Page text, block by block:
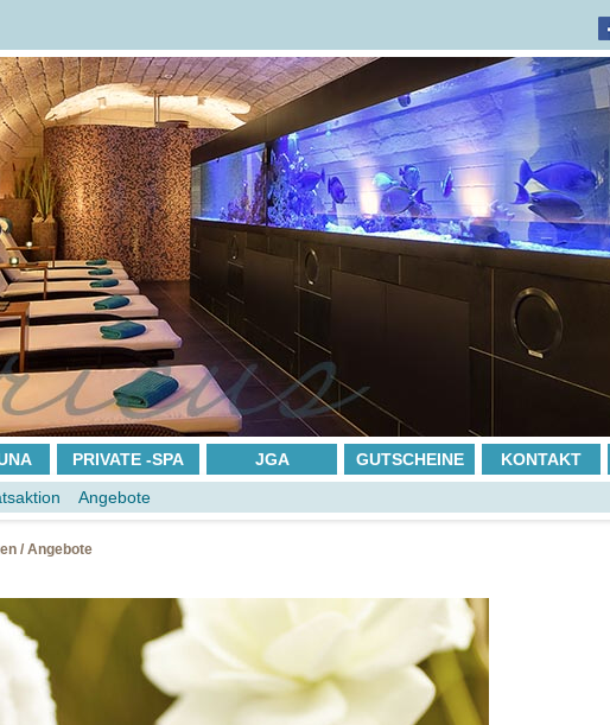
Angebote
PRIVATE -SPA JGA GUTSCHEINE KONTAKT
/ Angebote